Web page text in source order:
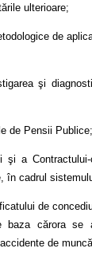
ulterioare;
de
şi
de Pensii Publice;
a
cadrul
de
cărora se
de